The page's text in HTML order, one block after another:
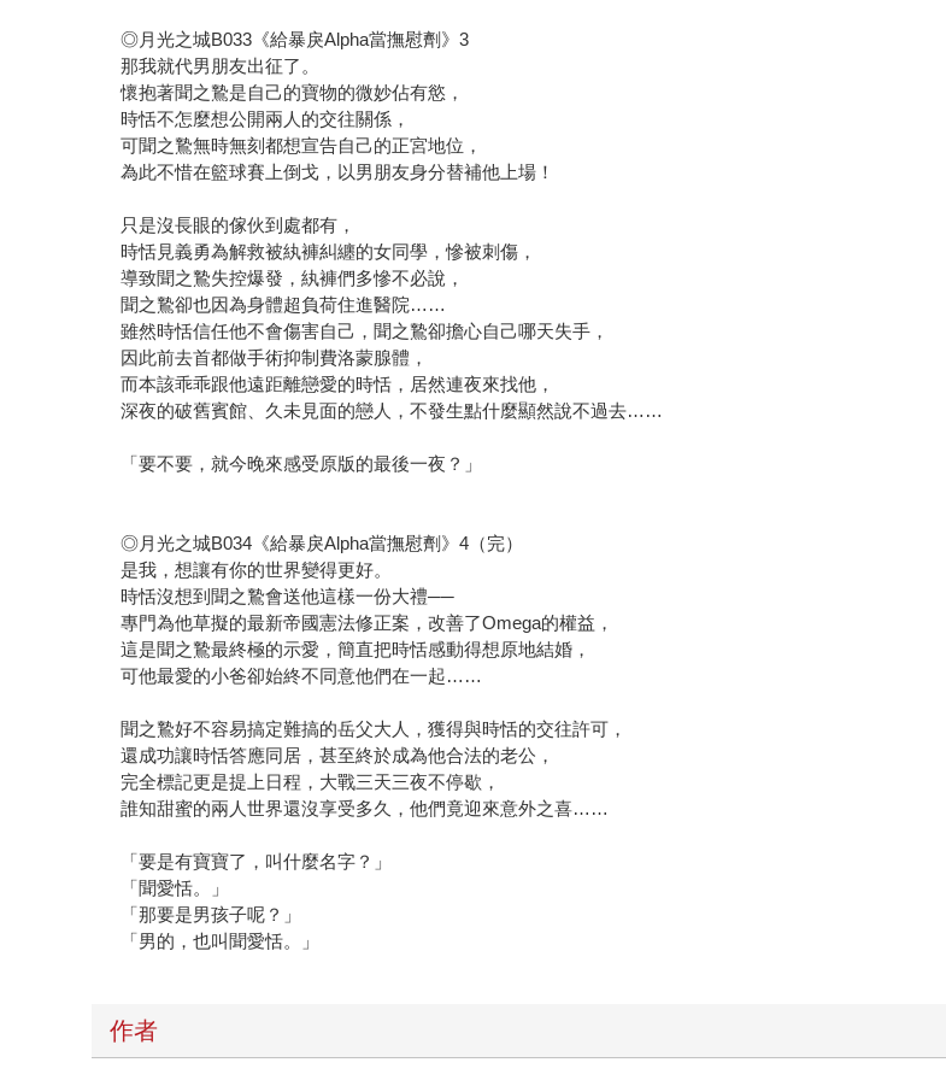
◎月光之城B033《給暴戾Alpha當撫慰劑》3
那我就代男朋友出征了。
懷抱著聞之鷙是自己的寶物的微妙佔有慾，
時恬不怎麼想公開兩人的交往關係，
可聞之鷙無時無刻都想宣告自己的正宮地位，
為此不惜在籃球賽上倒戈，以男朋友身分替補他上場！
只是沒長眼的傢伙到處都有，
時恬見義勇為解救被紈褲糾纏的女同學，慘被刺傷，
導致聞之鷙失控爆發，紈褲們多慘不必說，
聞之鷙卻也因為身體超負荷住進醫院……
雖然時恬信任他不會傷害自己，聞之鷙卻擔心自己哪天失手，
因此前去首都做手術抑制費洛蒙腺體，
而本該乖乖跟他遠距離戀愛的時恬，居然連夜來找他，
深夜的破舊賓館、久未見面的戀人，不發生點什麼顯然說不過去……
「要不要，就今晚來感受原版的最後一夜？」
◎月光之城B034《給暴戾Alpha當撫慰劑》4（完）
是我，想讓有你的世界變得更好。
時恬沒想到聞之鷙會送他這樣一份大禮──
專門為他草擬的最新帝國憲法修正案，改善了Omega的權益，
這是聞之鷙最終極的示愛，簡直把時恬感動得想原地結婚，
可他最愛的小爸卻始終不同意他們在一起……
聞之鷙好不容易搞定難搞的岳父大人，獲得與時恬的交往許可，
還成功讓時恬答應同居，甚至終於成為他合法的老公，
完全標記更是提上日程，大戰三天三夜不停歇，
誰知甜蜜的兩人世界還沒享受多久，他們竟迎來意外之喜……
「要是有寶寶了，叫什麼名字？」
「聞愛恬。」
「那要是男孩子呢？」
「男的，也叫聞愛恬。」
作者